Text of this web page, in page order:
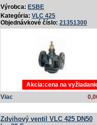
Výrobca: ESBE
Kategória: VLC 425
Objednávkové číslo: 21351300
Viac
Akcia:cena na
Zdvihový ventil VLC 425 DN50